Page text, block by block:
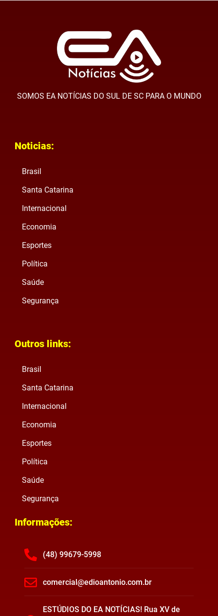
SOMOS EA NOTÍCIAS DO SUL DE SC PARA O MUNDO
Noticias:
Brasil
Santa Catarina
Internacional
Economia
Esportes
Política
Saúde
Segurança
Outros links:
Brasil
Santa Catarina
Internacional
Economia
Esportes
Política
Saúde
Segurança
Informações:
(48) 99679-5998
comercial@edioantonio.com.br
ESTÚDIOS DO EA NOTÍCIAS! Rua XV de